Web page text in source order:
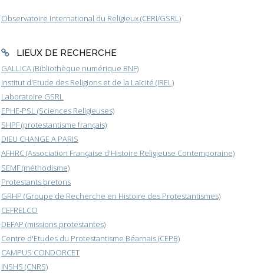
Observatoire International du Religieux (CERI/GSRL)
LIEUX DE RECHERCHE
GALLICA (Bibliothèque numérique BNF)
Institut d'Etude des Religions et de la Laïcité (IREL)
Laboratoire GSRL
EPHE-PSL (Sciences Religieuses)
SHPF (protestantisme français)
DIEU CHANGE A PARIS
AFHRC (Association Française d'Histoire Religieuse Contemporaine)
SEMF (méthodisme)
Protestants bretons
GRHP (Groupe de Recherche en Histoire des Protestantismes)
CEFRELCO
DEFAP (missions protestantes)
Centre d'Etudes du Protestantisme Béarnais (CEPB)
CAMPUS CONDORCET
INSHS (CNRS)